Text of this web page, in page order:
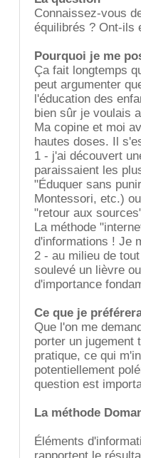
Connaissez-vous
équilibrés ? Ont-ils
Pourquoi je me
Ça fait longtemps
peut argumenter
l'éducation des
bien sûr je voulais
Ma copine et moi
hautes doses. Il
1 - j'ai découvert
paraissaient les
"Éduquer sans
Montessori, etc.)
"retour aux
La méthode
d'informations ! Je
2 - au milieu de
soulevé un lièvre
d'importance
Ce que je
Que l'on me
porter un jugement
pratique, ce qui
potentiellement
question est
La méthode
Éléments